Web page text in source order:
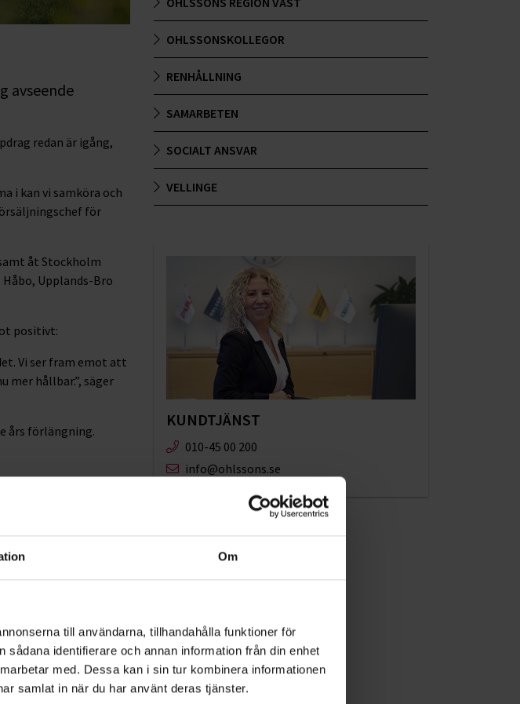
Om
till användarna, tillhandahålla funktioner för
identifierare och annan information från din enhet
med. Dessa kan i sin tur kombinera informationen
samlat in när du har använt deras tjänster.
avseende
redan är igång,
i kan vi samköra och
för
åt Stockholm
Upplands-Bro
positivt:
Vi ser fram emot att
mer hållbar.”, säger
års förlängning.
Med experter från
uppdragen ingår
Kommun och
hushållsavfall i
Uppsala.
av Sverige. Med start
OHLSSONSKOLLEGOR
RENHÅLLNING
SAMARBETEN
SOCIALT ANSVAR
VELLINGE
KUNDTJÄNST
010-45 00 200​
info@ohlssons.se